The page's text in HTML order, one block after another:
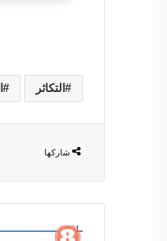
التكاثر
شاركها